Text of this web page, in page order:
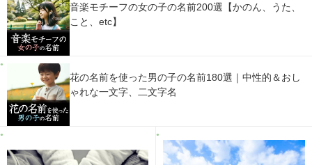
音楽モチーフの女の子の名前200選【かのん、うた、
こと、etc】
花の名前を使った男の子の名前180選｜中性的＆おし
ゃれな一文字、二文字名